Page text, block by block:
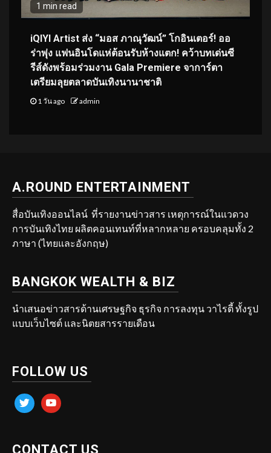
1 min read
iQIYI Artist ส่ง “มอส ภาณุวัฒน์” โกอินเตอร์! ออ
ร่าพุ่ง แฟนอินโดแห่ต้อนรับห้างแตก! คว้าบทเด่นซี
รีส์ดังพร้อมร่วมงาน Gala Premiere จาการ์ตา
เตรียมลุยตลาดบันเทิงนานาชาติ
1 วัน ago admin
A.ROUND ENTERTAINMENT
สื่อบันเทิงออนไลน์ ที่รายงานข่าวสาร เหตุการณ์ในแวดวง
การบันเทิงไทย ผลิตคอนเทนท์ที่หลากหลาย ครอบคลุมทั้ง 2
ภาษา (ไทยและอังกฤษ)
BANGKOK WEALTH & BIZ
นำเสนอข่าวสารด้านเศรษฐกิจ ธุรกิจ การลงทุน วาไรตี้ ทั้งรูป
แบบเว็บไซต์ และนิตยสารรายเดือน
FOLLOW US
twitter youtube
CONTACT US